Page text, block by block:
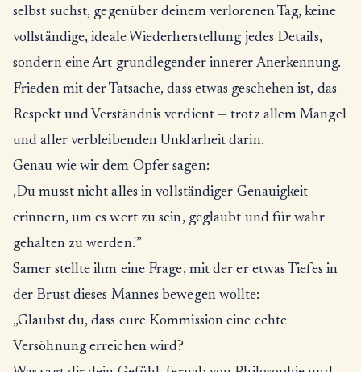
selbst suchst, gegenüber deinem verlorenen Tag, keine
vollständige, ideale Wiederherstellung jedes Details,
sondern eine Art grundlegender innerer Anerkennung.
Frieden mit der Tatsache, dass etwas geschehen ist, das
Respekt und Verständnis verdient — trotz allem Mangel
und aller verbleibenden Unklarheit darin.
Genau wie wir dem Opfer sagen:
‚Du musst nicht alles in vollständiger Genauigkeit
erinnern, um es wert zu sein, geglaubt und für wahr
gehalten zu werden.'”
Samer stellte ihm eine Frage, mit der er etwas Tiefes in
der Brust dieses Mannes bewegen wollte:
„Glaubst du, dass eure Kommission eine echte
Versöhnung erreichen wird?